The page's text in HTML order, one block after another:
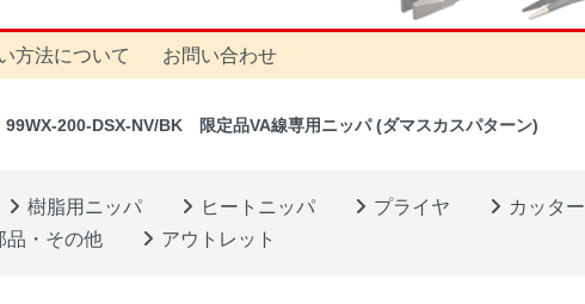
方法について お問い合わせ
99WX-200-DSX-NV/BK 限定品VA線専用ニッパ (ダマスカスパターン)
樹脂用ニッパ ヒートニッパ プライヤ カッター
品・その他 アウトレット